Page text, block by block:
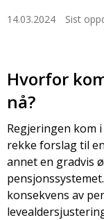
14.03.2024 Sist
Hvorfor
nå?
Regjeringen kom
rekke forslag til
annet en gradvis
konsekvens av